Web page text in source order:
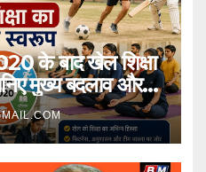
के बाद खेल शिक्षा
मुख्य बदलाव और